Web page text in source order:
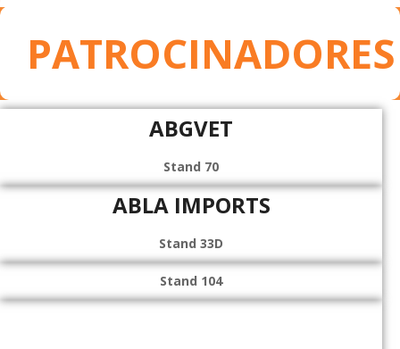
PATROCINADORES
ABGVET
Stand 70
ABLA IMPORTS
Stand 33D
Stand 104